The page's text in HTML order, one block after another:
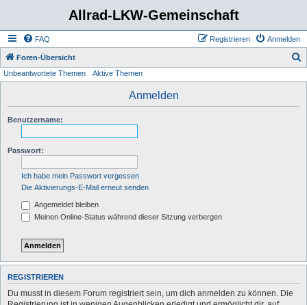
Allrad-LKW-Gemeinschaft
FAQ Anmelden
Registrieren
Foren-Übersicht
Unbeantwortete Themen Aktive Themen
Anmelden
Benutzername:
Passwort:
Ich habe mein Passwort vergessen
Die Aktivierungs-E-Mail erneut senden
Angemeldet bleiben
Meinen Online-Status während dieser Sitzung verbergen
REGISTRIEREN
Du musst in diesem Forum registriert sein, um dich anmelden zu können. Die